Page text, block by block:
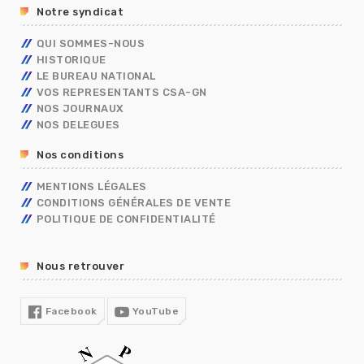
ASSISTANT DE SERVICE SOCIAL
PRIMES
ISS
ELECTIONS PRO 2026
CONGÉS
DIALOGUE SOCIAL
ENTRETIEN PROFESSIONNEL
RÈGLEMENTS INTÉRIEURS
TÉLÉTRAVAIL
TEMPS DE TRAVAIL EN GENDARMERIE
FORMATION
R13
Notre syndicat
QUI SOMMES-NOUS
HISTORIQUE
LE BUREAU NATIONAL
VOS REPRESENTANTS CSA-GN
NOS JOURNAUX
NOS DELEGUES
Nos conditions
MENTIONS LÉGALES
CONDITIONS GÉNÉRALES DE VENTE
POLITIQUE DE CONFIDENTIALITÉ
Nous retrouver
Facebook YouTube